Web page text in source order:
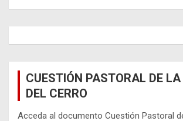
CUESTIÓN PASTORAL DE
DEL CERRO
Acceda al documento Cuestión Pastoral